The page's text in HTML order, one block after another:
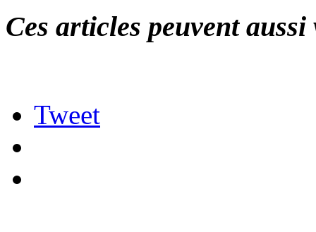
Ces articles peuvent
Tweet